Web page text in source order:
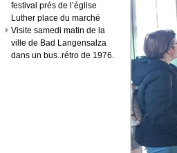
festival prés de l’église
Luther place du marché
Visite samedi matin de la
ville de Bad Langensalza
dans un bus..rétro de 1976.